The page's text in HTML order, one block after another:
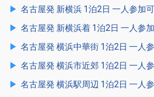
名古屋発 新横浜 1泊2日 一人参加
名古屋発 新横浜着 1泊2日 一人参
名古屋発 横浜中華街 1泊2日 一人
名古屋発 横浜市近郊 1泊2日 一人
名古屋発 横浜駅周辺 1泊2日 一人